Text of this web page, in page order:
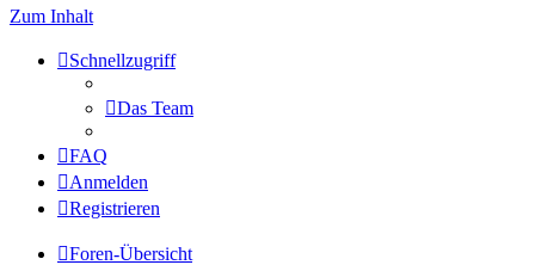
Zum Inhalt
Schnellzugriff
Das Team
FAQ
Anmelden
Registrieren
Foren-Übersicht